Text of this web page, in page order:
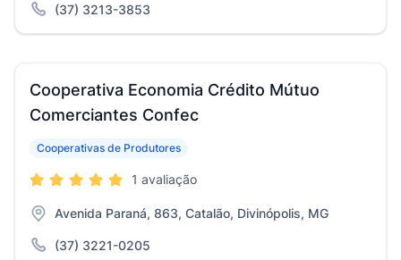
(37) 3213-3853
Cooperativa Economia Crédito Mútuo
Comerciantes Confec
Cooperativas de Produtores
1 avaliação
Avenida Paraná, 863, Catalão, Divinópolis, MG
(37) 3221-0205